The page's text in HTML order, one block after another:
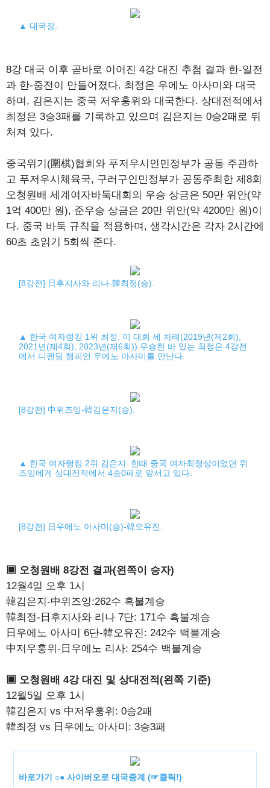
▲ 대국장.
8강 대국 이후 곧바로 이어진 4강 대진 추첨 결과 한-일전
과 한-중전이 만들어졌다. 최정은 우에노 아사미와 대국
하며, 김은지는 중국 저우훙위와 대국한다. 상대전적에서
최정은 3승3패를 기록하고 있으며 김은지는 0승2패로 뒤
처져 있다.
중국위기(圍棋)협회와 푸저우시인민정부가 공동 주관하
고 푸저우시체육국, 구러구인민정부가 공동주최한 제8회
오청원배 세계여자바둑대회의 우승 상금은 50만 위안(약
1억 400만 원), 준우승 상금은 20만 위안(약 4200만 원)이
다. 중국 바둑 규칙을 적용하며, 생각시간은 각자 2시간에
60초 초읽기 5회씩 준다.
[8강전] 日후지사와 리나-韓최정(승).
▲ 한국 여자랭킹 1위 최정. 이 대회 세 차례(2019년(제2회),
2021년(제4회), 2023년(제6회)) 우승한 바 있는 최정은 4강전
에서 디펜딩 챔피언 우에노 아사미를 만난다.
[8강전] 中위즈잉-韓김은지(승).
▲ 한국 여자랭킹 2위 김은지. 한때 중국 여자최정상이었던 위
즈잉에게 상대전적에서 4승0패로 앞서고 있다.
[8강전] 日우에노 아사미(승)-韓오유진.
▣ 오청원배 8강전 결과(왼쪽이 승자)
12월4일 오후 1시
韓김은지-中위즈잉:262수 흑불계승
韓최정-日후지사와 리나 7단: 171수 흑불계승
日우에노 아사미 6단-韓오유진: 242수 백불계승
中저우훙위-日우에노 리사: 254수 백불계승
▣ 오청원배 4강 대진 및 상대전적(왼쪽 기준)
12월5일 오후 1시
韓김은지 vs 中저우훙위: 0승2패
韓최정 vs 日우에노 아사미: 3승3패
바로가기 ○● 사이버오로 대국중계 (☞클릭!)